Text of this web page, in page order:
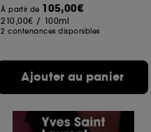
À partir de 105,00€
210,00€ / 100ml
2 contenances disponibles
Ajouter au panier